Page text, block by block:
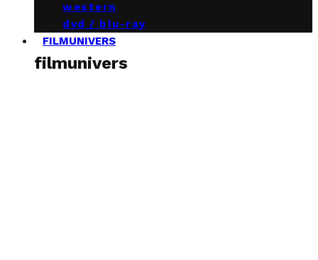
western
dvd / blu-ray
FILMUNIVERS
filmunivers